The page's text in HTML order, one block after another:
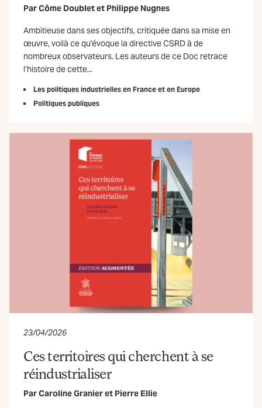
ParCôme Doubletet Philippe Nugnes
Ambitieuse dans ses objectifs, critiquée dans sa mise en
œuvre, voilà ce qu’évoque la directive CSRD à de
nombreux observateurs. Les auteurs de ce Doc retrace
l’histoire de cette...
Les politiques industrielles en France et en Europe
Politiques publiques
23/04/2026
Ces territoires qui cherchent à se
réindustrialiser
ParCaroline Granieret Pierre Ellie